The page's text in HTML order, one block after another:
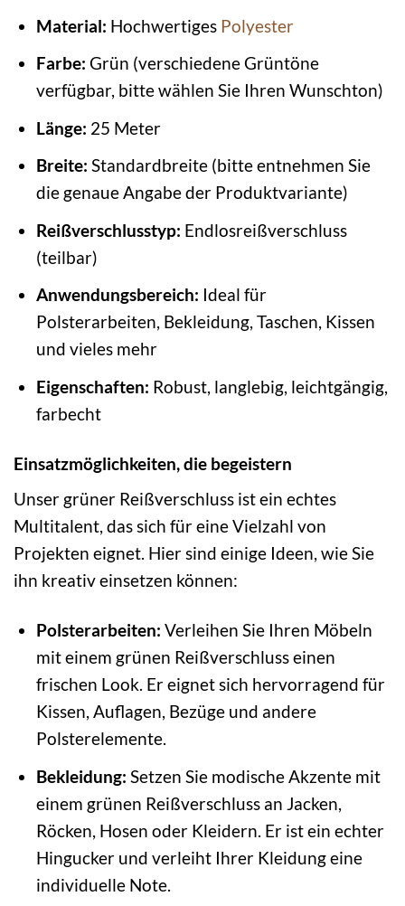
Material: Hochwertiges Polyester
Farbe: Grün (verschiedene Grüntöne
verfügbar, bitte wählen Sie Ihren Wunschton)
Länge: 25 Meter
Breite: Standardbreite (bitte entnehmen Sie
die genaue Angabe der Produktvariante)
Reißverschlusstyp: Endlosreißverschluss
(teilbar)
Anwendungsbereich: Ideal für
Polsterarbeiten, Bekleidung, Taschen, Kissen
und vieles mehr
Eigenschaften: Robust, langlebig, leichtgängig,
farbecht
Einsatzmöglichkeiten, die begeistern
Unser grüner Reißverschluss ist ein echtes
Multitalent, das sich für eine Vielzahl von
Projekten eignet. Hier sind einige Ideen, wie Sie
ihn kreativ einsetzen können:
Polsterarbeiten: Verleihen Sie Ihren Möbeln
mit einem grünen Reißverschluss einen
frischen Look. Er eignet sich hervorragend für
Kissen, Auflagen, Bezüge und andere
Polsterelemente.
Bekleidung: Setzen Sie modische Akzente mit
einem grünen Reißverschluss an Jacken,
Röcken, Hosen oder Kleidern. Er ist ein echter
Hingucker und verleiht Ihrer Kleidung eine
individuelle Note.